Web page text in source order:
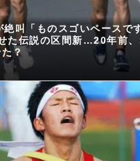
絶叫「ものスゴいペースで
た伝説の区間新…20年前
？